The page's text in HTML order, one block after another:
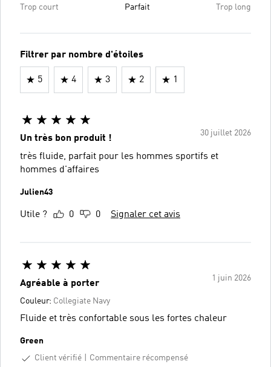
Trop court Parfait Trop long
Filtrer par nombre d'étoiles
5 4 3 2 1
30 juillet 2026
Un très bon produit !
très fluide, parfait pour les hommes sportifs et
hommes d'affaires
Julien43
Utile ? 0 0 Signaler cet avis
1 juin 2026
Agréable à porter
Couleur: Collegiate Navy
Fluide et très confortable sous les fortes chaleur
Green
Client vérifié
Commentaire récompensé